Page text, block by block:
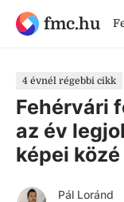
fmc.hu
4 évnél régebbi cikk
Fehérvári
az év
képei közé
Pál Loránd